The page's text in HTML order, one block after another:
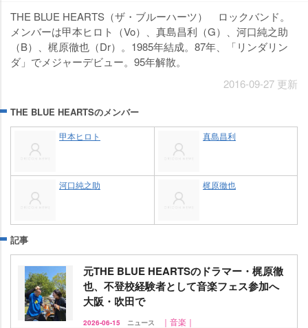
THE BLUE HEARTS（ザ・ブルーハーツ） ロックバンド。
メンバーは甲本ヒロト（Vo）、真島昌利（G）、河口純之助
（B）、梶原徹也（Dr）。1985年結成。87年、「リンダリン
ダ」でメジャーデビュー。95年解散。
2016-09-27 更新
THE BLUE HEARTSのメンバー
甲本ヒロト 真島昌利
河口純之助 梶原徹也
記事
元THE BLUE HEARTSのドラマー・梶原徹
也、不登校経験者として音楽フェス参加へ
大阪・吹田で
2026-06-15 ニュース ｜音楽｜